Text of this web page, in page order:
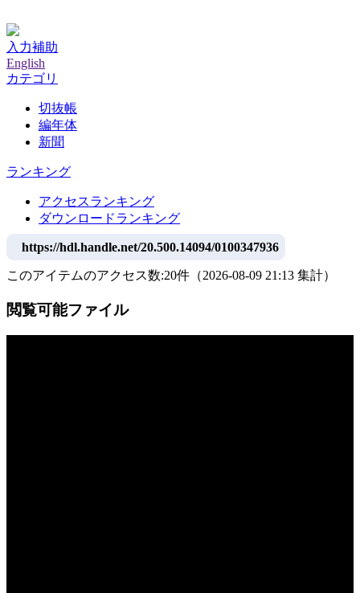
入力補助
English
カテゴリ
切抜帳
編年体
新聞
ランキング
アクセスランキング
ダウンロードランキング
https://hdl.handle.net/20.500.14094/0100347936
このアイテムのアクセス数:20件 （2026-08-09 21:13 集計）
閲覧可能ファイル